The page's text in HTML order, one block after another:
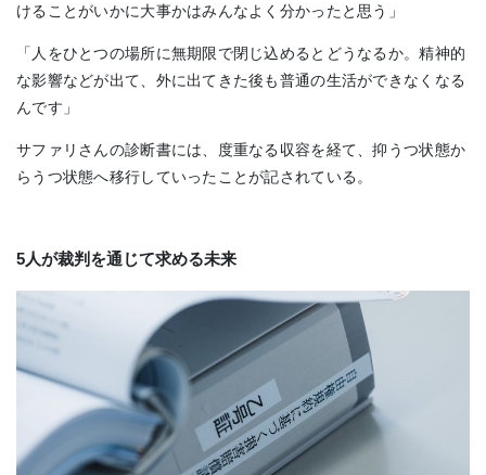
けることがいかに大事かはみんなよく分かったと思う」
「人をひとつの場所に無期限で閉じ込めるとどうなるか。精神的
な影響などが出て、外に出てきた後も普通の生活ができなくなる
んです」
サファリさんの診断書には、度重なる収容を経て、抑うつ状態か
らうつ状態へ移行していったことが記されている。
5人が裁判を通じて求める未来